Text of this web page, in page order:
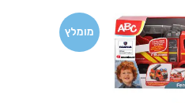
מומלץ